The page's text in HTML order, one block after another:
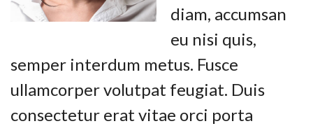
diam, accumsan
eu nisi quis,
semper interdum metus. Fusce
ullamcorper volutpat feugiat. Duis
consectetur erat vitae orci porta